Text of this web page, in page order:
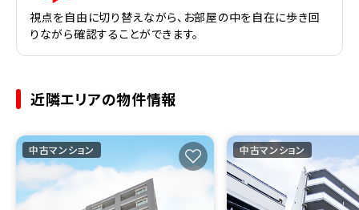
視点を自由に切り替えながら、お部屋の中を自在に歩き回
りながら確認することができます。
近隣エリアの物件情報
中古マンション 中古マンション